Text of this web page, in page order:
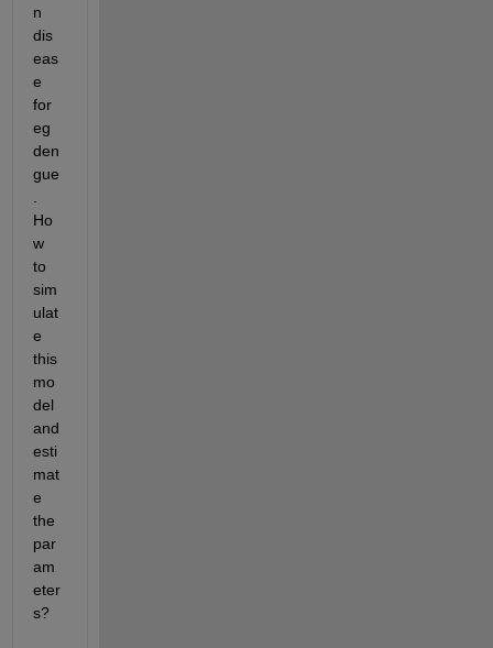
n
dis
eas
e
for
eg
den
gue
Ho
w
to
sim
ulat
e
this
mo
del
and
esti
mat
e
the
par
am
eter
s?